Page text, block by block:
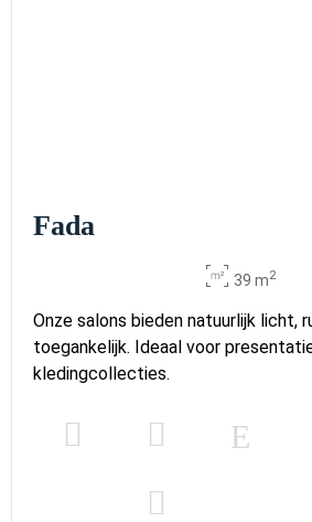
Fada
39 m2
Onze salons bieden natuurlijk licht,
toegankelijk. Ideaal voor
kledingcollecties.